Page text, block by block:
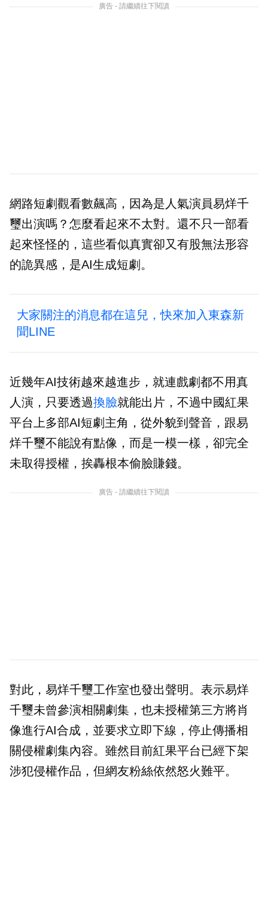
廣告 - 請繼續往下閱讀
網路短劇觀看數飆高，因為是人氣演員易烊千
璽出演嗎？怎麼看起來不太對。還不只一部看
起來怪怪的，這些看似真實卻又有股無法形容
的詭異感，是AI生成短劇。
大家關注的消息都在這兒，快來加入東森新
聞LINE
近幾年AI技術越來越進步，就連戲劇都不用真
人演，只要透過換臉就能出片，不過中國紅果
平台上多部AI短劇主角，從外貌到聲音，跟易
烊千璽不能說有點像，而是一模一樣，卻完全
未取得授權，挨轟根本偷臉賺錢。
廣告 - 請繼續往下閱讀
對此，易烊千璽工作室也發出聲明。表示易烊
千璽未曾參演相關劇集，也未授權第三方將肖
像進行AI合成，並要求立即下線，停止傳播相
關侵權劇集內容。雖然目前紅果平台已經下架
涉犯侵權作品，但網友粉絲依然怒火難平。